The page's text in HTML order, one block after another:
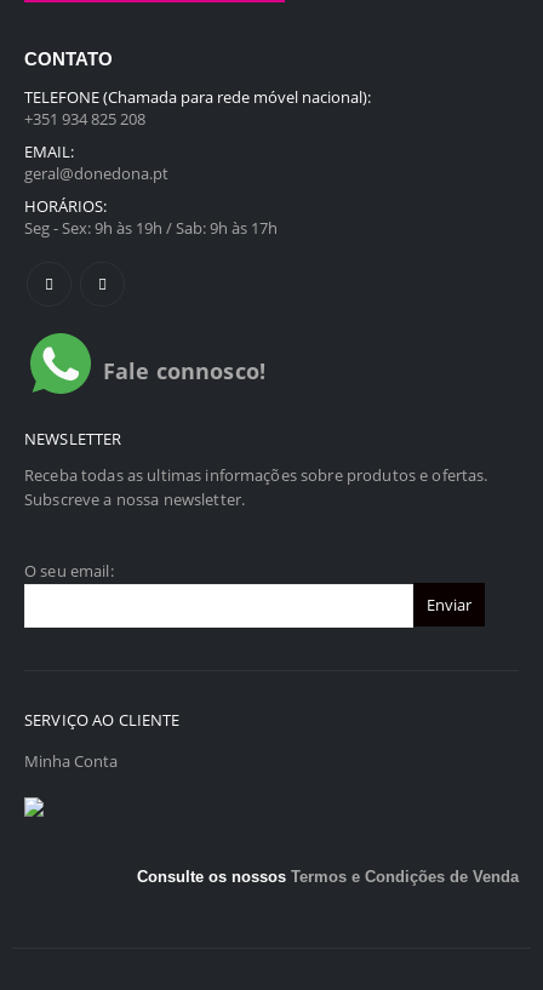
CONTATO
TELEFONE (Chamada para rede móvel nacional):
+351 934 825 208
EMAIL:
geral@donedona.pt
HORÁRIOS:
Seg - Sex: 9h às 19h / Sab: 9h às 17h
Fale connosco!
NEWSLETTER
Receba todas as ultimas informações sobre produtos e ofertas.
Subscreve a nossa newsletter.
O seu email:
SERVIÇO AO CLIENTE
Minha Conta
Consulte os nossos Termos e Condições de Venda